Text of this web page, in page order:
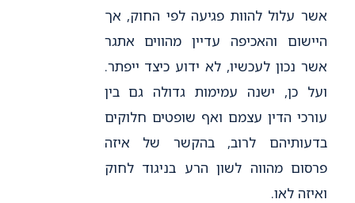
אשר עלול להוות פגיעה לפי החוק, אך
היישום והאכיפה עדיין מהווים אתגר
אשר נכון לעכשיו, לא ידוע כיצד ייפתר.
ועל כן, ישנה עמימות גדולה גם בין
עורכי הדין עצמם ואף שופטים חלוקים
בדעותיהם לרוב, בהקשר של איזה
פרסום מהווה לשון הרע בניגוד לחוק
ואיזה לאו.